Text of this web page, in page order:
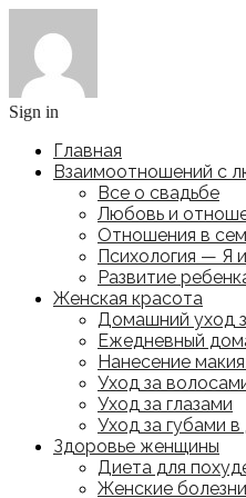
Sign in
Главная
Взаимоотношений с
Все о свадьбе
Любовь и
Отношения в
Психология — Я
Развитие
Женская красота
Домашний уход
Ежедневный
Нанесение
Уход за
Уход за глазами
Уход за губами
Здоровье женщины
Диета для
Женские болезни